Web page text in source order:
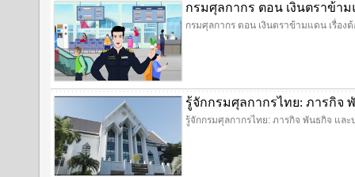
กรมศุลกากร ตอน เงินตราข้า
กรมศุลกากร ตอน เงินตราข้ามแดน เรื่อง
รู้จักกรมศุลกากรไทย: ภารกิจ
รู้จักกรมศุลกากรไทย: ภารกิจ พันธกิจ แล